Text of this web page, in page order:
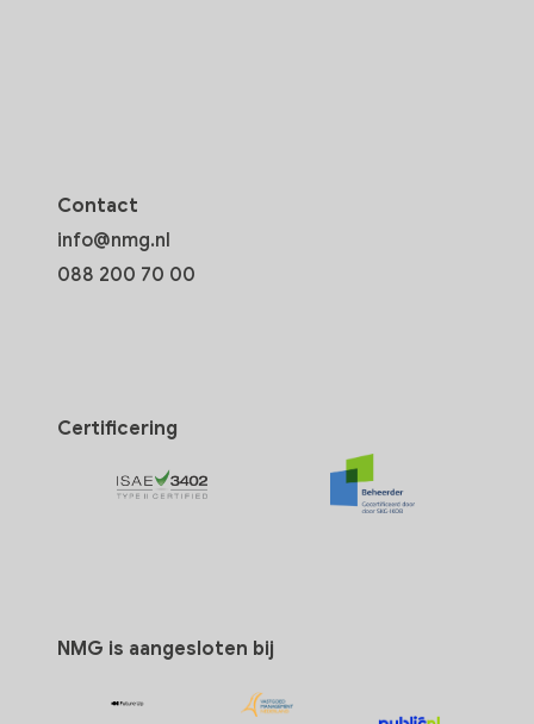
Contact
info@nmg.nl
088 200 70 00
Certificering
NMG is aangesloten bij